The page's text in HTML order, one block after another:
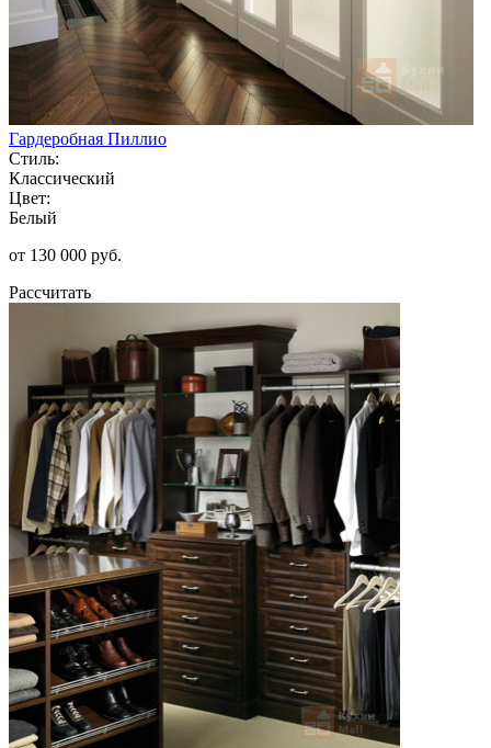
Гардеробная Пиллио
Стиль:
Классический
Цвет:
Белый
от 130 000 руб.
Рассчитать